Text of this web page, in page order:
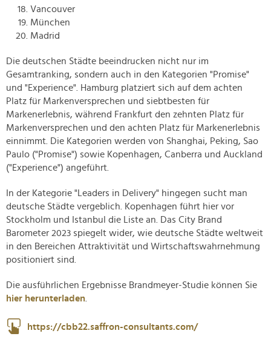
Vancouver
München
Madrid
Die deutschen Städte beeindrucken nicht nur im
Gesamtranking, sondern auch in den Kategorien "Promise"
und "Experience". Hamburg platziert sich auf dem achten
Platz für Markenversprechen und siebtbesten für
Markenerlebnis, während Frankfurt den zehnten Platz für
Markenversprechen und den achten Platz für Markenerlebnis
einnimmt. Die Kategorien werden von Shanghai, Peking, Sao
Paulo ("Promise") sowie Kopenhagen, Canberra und Auckland
("Experience") angeführt.
In der Kategorie "Leaders in Delivery" hingegen sucht man
deutsche Städte vergeblich. Kopenhagen führt hier vor
Stockholm und Istanbul die Liste an. Das City Brand
Barometer 2023 spiegelt wider, wie deutsche Städte weltweit
in den Bereichen Attraktivität und Wirtschaftswahrnehmung
positioniert sind.
Die ausführlichen Ergebnisse Brandmeyer-Studie können Sie
hier herunterladen
https://cbb22.saffron-consultants.com/